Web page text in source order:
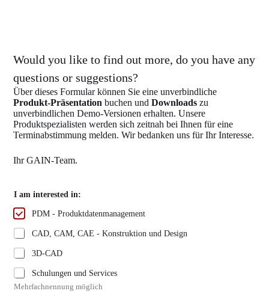
Would you like to find out more, do you have any
questions or suggestions?
Über dieses Formular können Sie eine unverbindliche
Produkt-Präsentation buchen undDownloadszu
unverbindlichen Demo-Versionen erhalten. Unsere
Produktspezialisten werden sich zeitnah bei Ihnen für eine
Terminabstimmung melden. Wir bedanken uns für Ihr Interesse.
Ihr GAIN-Team.
I am interested in:
PDM - Produktdatenmanagement
CAD, CAM, CAE - Konstruktion und Design
3D-CAD
Schulungen und Services
Mehrfachnennung möglich